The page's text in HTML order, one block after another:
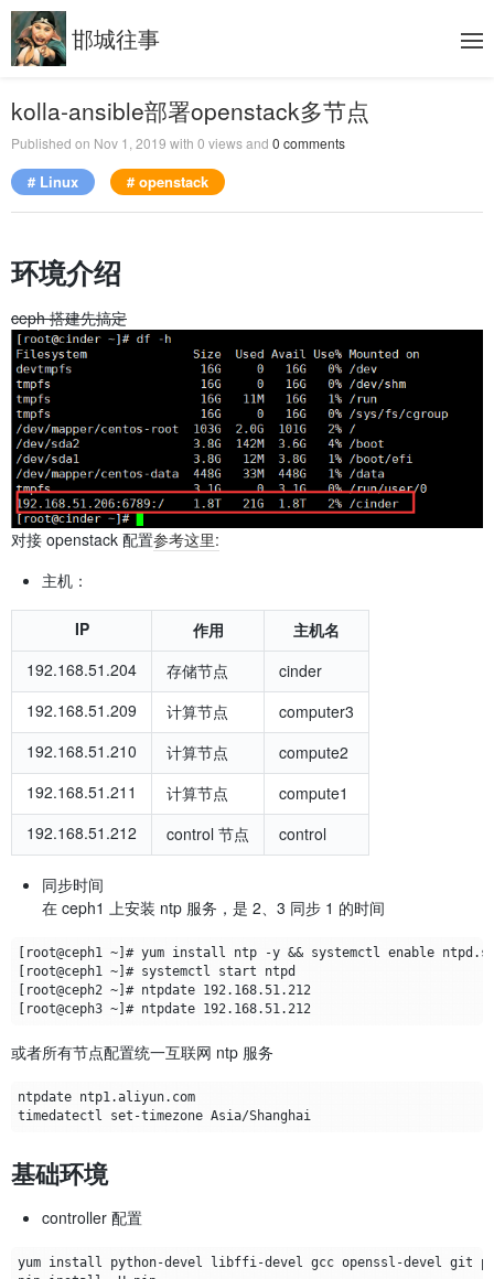
邯城往事
kolla-ansible部署openstack多节点
Published on Nov 1, 2019 with 0 views and 0 comments
# Linux # openstack
环境介绍
ceph 搭建先搞定
对接 openstack 配置参考这里:
主机：
IP 作用
主机名
192.168.51.204
存储节点
cinder
192.168.51.209
计算节点
computer3
192.168.51.210
计算节点
compute2
192.168.51.211
计算节点
compute1
192.168.51.212
control 节点 control
同步时间
在 ceph1 上安装 ntp 服务，是 2、3 同步 1 的时间
[root@ceph2 ~]# ntpdate 192.168.51.212
[root@ceph3 ~]# ntpdate 192.168.51.212
或者所有节点配置统一互联网 ntp 服务
ntpdate ntp1.aliyun.com
timedatectl set-timezone Asia/Shanghai
基础环境
controller 配置